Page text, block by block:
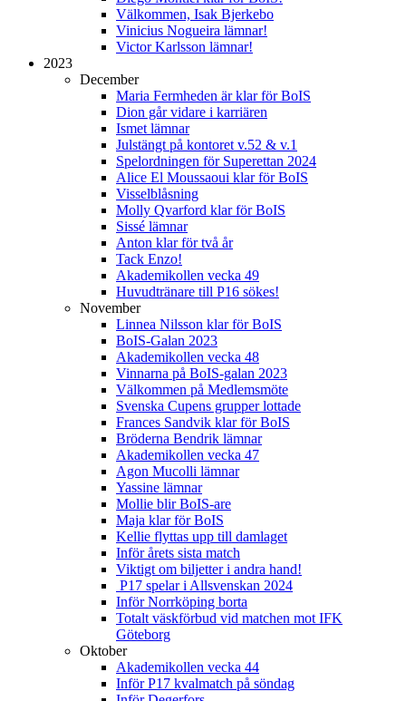
Välkommen, Isak Bjerkebo
Vinicius Nogueira lämnar!
Victor Karlsson lämnar!
2023
December
Maria Fermheden är klar för BoIS
Dion går vidare i karriären
Ismet lämnar
Julstängt på kontoret v.52 & v.1
Spelordningen för Superettan 2024
Alice El Moussaoui klar för BoIS
Visselblåsning
Molly Qvarford klar för BoIS
Sissé lämnar
Anton klar för två år
Tack Enzo!
Akademikollen vecka 49
Huvudtränare till P16 sökes!
November
Linnea Nilsson klar för BoIS
BoIS-Galan 2023
Akademikollen vecka 48
Vinnarna på BoIS-galan 2023
Välkommen på Medlemsmöte
Svenska Cupens grupper lottade
Frances Sandvik klar för BoIS
Bröderna Bendrik lämnar
Akademikollen vecka 47
Agon Mucolli lämnar
Yassine lämnar
Mollie blir BoIS-are
Maja klar för BoIS
Kellie flyttas upp till damlaget
Inför årets sista match
Viktigt om biljetter i andra hand!
P17 spelar i Allsvenskan 2024
Inför Norrköping borta
Totalt väskförbud vid matchen mot IFK
Göteborg
Oktober
Akademikollen vecka 44
Inför P17 kvalmatch på söndag